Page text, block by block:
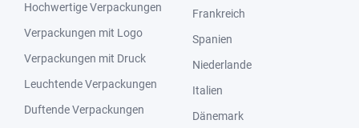
Hochwertige Verpackungen
Verpackungen mit Logo
Verpackungen mit Druck
Leuchtende Verpackungen
Duftende Verpackungen
Frankreich
Spanien
Niederlande
Italien
Dänemark